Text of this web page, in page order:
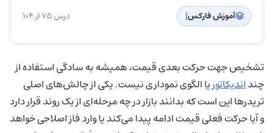
آموزش فارکس| ‌ درس 75 از 104
تشخیص جهت حرکت بعدی قیمت، همیشه به سادگی استفاده از
چنداندیکاتوریا الگوی نموداری نیست. یکی از چالش‌های اصلی
تریدرها این است که بدانند بازار در چه مرحله‌ای از یک روند قرار دارد
و آیا حرکت فعلی قیمت ادامه پیدا می‌کند یا وارد فاز اصلاحی خواهد